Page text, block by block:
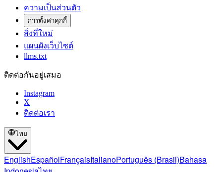
ความเป็นส่วนตัว
การตั้งค่าคุกกี้
สิ่งที่ใหม่
แผนผังเว็บไซต์
llms.txt
ติดต่อกันอยู่เสมอ
Instagram
X
ติดต่อเรา
ไทย
EnglishEspañolFrançaisItalianoPortuguês (Brasil)Bahasa